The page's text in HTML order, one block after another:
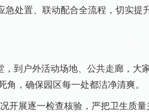
急处置、联动配合全流程，切实提
到户外活动场地、公共走廊，大
角，确保园区每一处都洁净清爽。
开展逐一检查核验，严把卫生质